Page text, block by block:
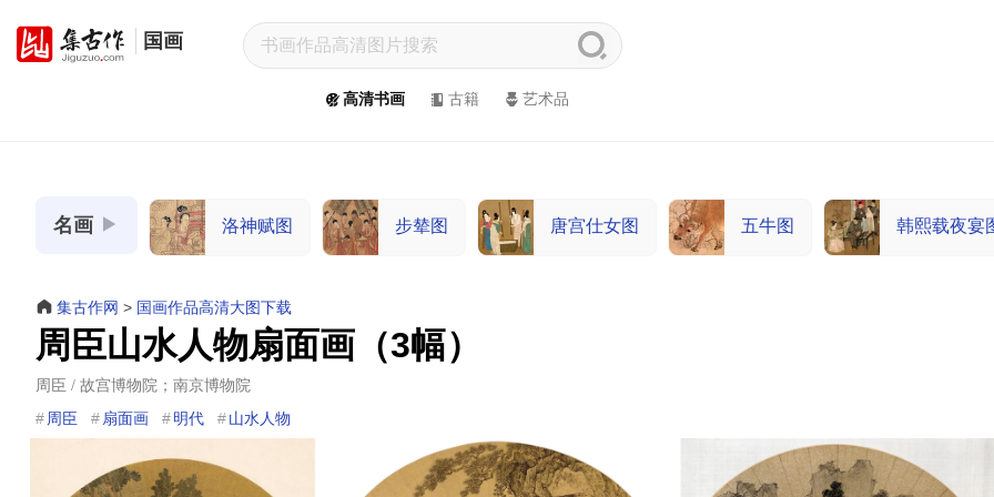
国画
高清书画 古籍 艺术品
名画 洛神赋图 步辇图 唐宫仕女图 五牛图 韩熙载夜宴
集古作网 > 国画作品高清大图下载
周臣山水人物扇面画（3幅）
周臣 / 故宫博物院；南京博物院
周臣 扇面画 明代 山水人物
集
书
画
Painting
Calligraphy